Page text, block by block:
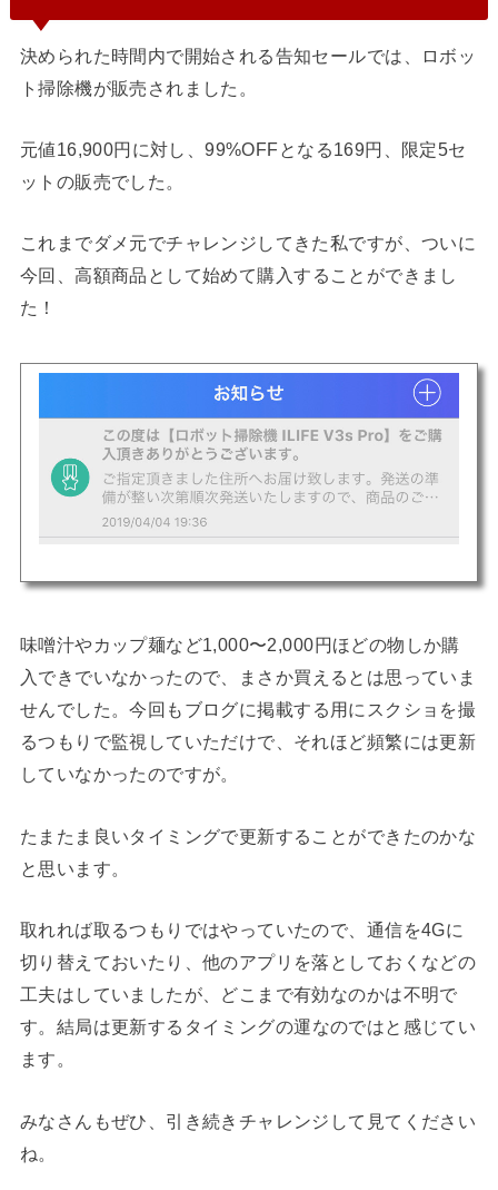
決められた時間内で開始される告知セールでは、ロボッ
ト掃除機が販売されました。
元値16,900円に対し、99%OFFとなる169円、限定5セ
ットの販売でした。
これまでダメ元でチャレンジしてきた私ですが、ついに
今回、高額商品として始めて購入することができまし
た！
味噌汁やカップ麺など1,000〜2,000円ほどの物しか購
入できでいなかったので、
まさか買えるとは思っていま
せんでした 。今回もブログに掲載する用にスクショを撮
るつもりで監視していただけで、それほど頻繁には更新
していなかったのですが。
たまたま良いタイミングで更新することができたのかな
と思います。
取れれば取るつもりではやっていたので、通信を4Gに
切り替えておいたり、他のアプリを落としておくなどの
工夫はしていましたが、どこまで有効なのかは不明で
す。 結局は更新するタイミングの運なのではと感じてい
ます。
みなさんもぜひ、引き続きチャレンジして見てください
ね。